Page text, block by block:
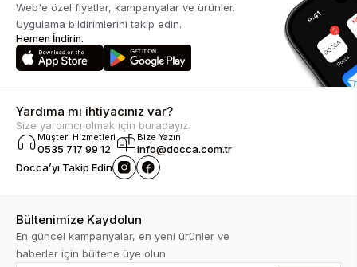
Web'e özel fiyatlar, kampanyalar ve ürünler.
Uygulama bildirimlerini takip edin.
Hemen İndirin.
Yardıma mı ihtiyacınız var?
Size yardımcı olmak için buradayız.
Müşteri Hizmetleri
0535 717 99 12
Bize Yazın
info@docca.com.tr
Docca’yı Takip Edin
Bültenimize Kaydolun
En güncel kampanyalar, en yeni ürünler ve
haberler için bültene üye olun